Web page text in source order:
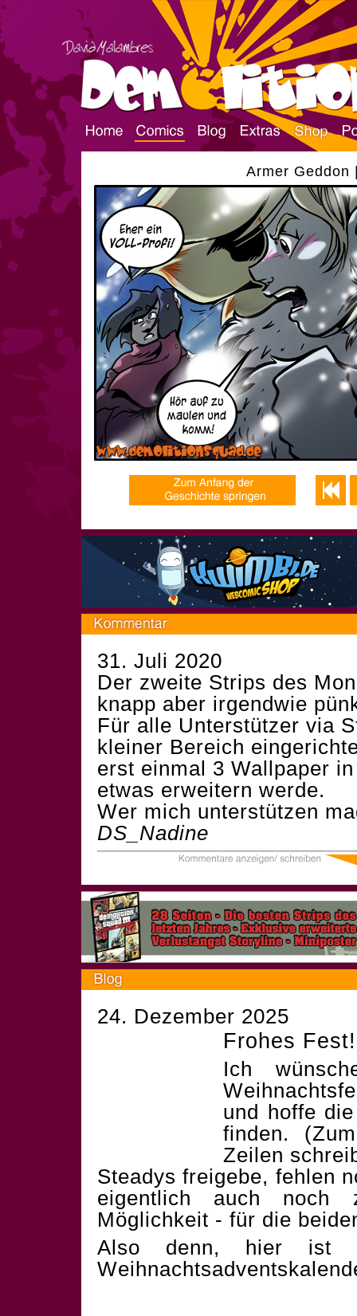
Armer Geddon
31. Juli 2020
Der zweite Strips des
knapp aber irgendwie
Für alle Unterstützer via
kleiner Bereich
erst einmal 3 Wallpaper
etwas erweitern werde.
Wer mich unterstützen
DS_Nadine
24. Dezember 2025
Frohes Fest!
Ich
und hoffe
finden.
Zeilen
Steadys freigebe, fehlen
eigentlich auch noch
Möglichkeit - für die
Also denn, hier ist